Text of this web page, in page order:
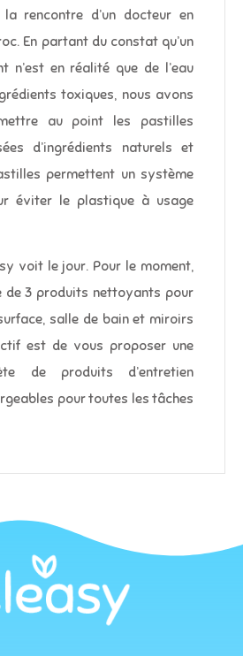
rencontre d’un docteur en
En partant du constat qu’un
n’est en réalité que de l’eau
toxiques, nous avons
au point les pastilles
d’ingrédients naturels et
permettent un système
éviter le plastique à usage
voit le jour. Pour le moment,
de 3 produits nettoyants pour
salle de bain et miroirs
est de vous proposer une
de produits d’entretien
pour toutes les tâches